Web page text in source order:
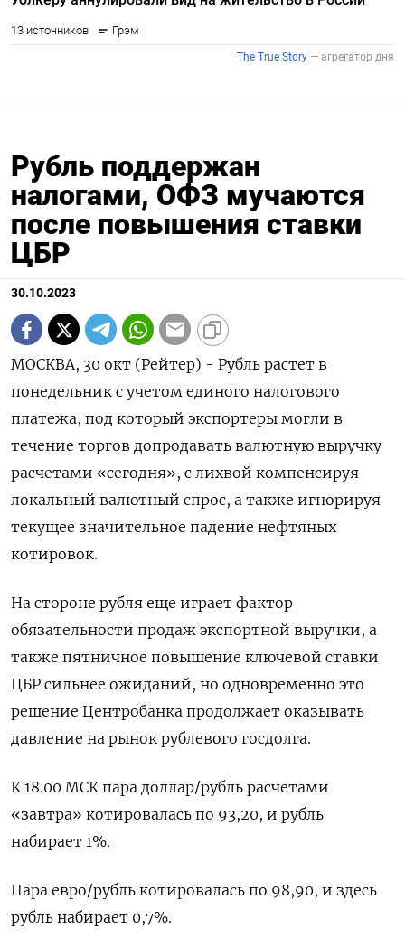
Рубль поддержан
налогами, ОФЗ мучаются
после повышения ставки
ЦБР
30.10.2023
МОСКВА, 30 окт (Рейтер) - Рубль растет в
понедельник с учетом единого налогового
платежа, под который экспортеры могли в
течение торгов допродавать валютную выручку
расчетами «сегодня», с лихвой компенсируя
локальный валютный спрос, а также игнорируя
текущее значительное падение нефтяных
котировок.
На стороне рубля еще играет фактор
обязательности продаж экспортной выручки, а
также пятничное повышение ключевой ставки
ЦБР сильнее ожиданий, но одновременно это
решение Центробанка продолжает оказывать
давление на рынок рублевого госдолга.
К 18.00 МСК пара доллар/рубль расчетами
«завтра» котировалась по 93,20, и рубль
набирает 1%.
Пара евро/рубль котировалась по 98,90, и здесь
рубль набирает 0,7%.